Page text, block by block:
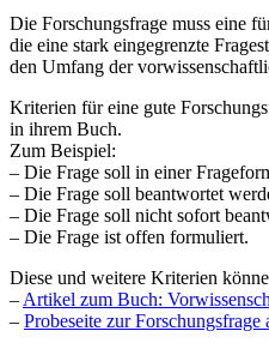
Die Forschungsfrage muss eine
die eine stark eingegrenzte
den Umfang der
Kriterien für eine gute
in ihrem Buch.
Zum Beispiel:
– Die Frage soll in einer
– Die Frage soll beantwortet
– Die Frage soll nicht sofort
– Die Frage ist offen formuliert.
Diese und weitere Kriterien
– Artikel zum Buch:
– Probeseite zur